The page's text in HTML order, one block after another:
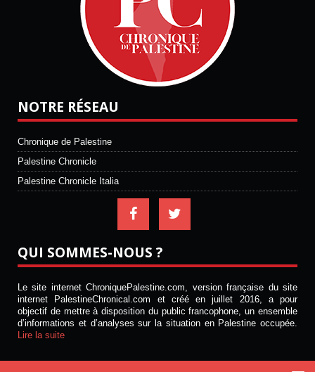
NOTRE RÉSEAU
Chronique de Palestine
Palestine Chronicle
Palestine Chronicle Italia
QUI SOMMES-NOUS ?
Le site internet ChroniquePalestine.com, version française du site
internet PalestineChronical.com et créé en juillet 2016, a pour
objectif de mettre à disposition du public francophone, un ensemble
d’informations et d’analyses sur la situation en Palestine occupée.
Lire la suite